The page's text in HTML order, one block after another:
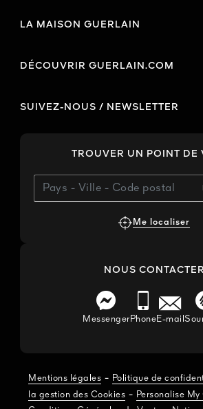
LA MAISON GUERLAIN
DÉCOUVRIR GUERLAIN.COM
SUIVEZ-NOUS / NEWSLETTER
TROUVER UN POINT DE
Me localiser
NOUS CONTACTER
MessengerPhoneE-mail
Mentions légales - Politique de
la gestion des Cookies - Personalise My